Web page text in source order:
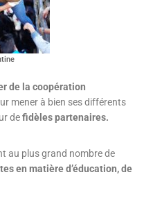
de la coopération
mener à bien ses différents
defidèles partenaires.
au plus grand nombre de
en matière d’éducation, de